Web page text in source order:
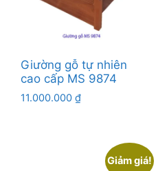
Giường gỗ tự nhiên
cao cấp MS 9874
11.000.000 ₫
Giảm giá!